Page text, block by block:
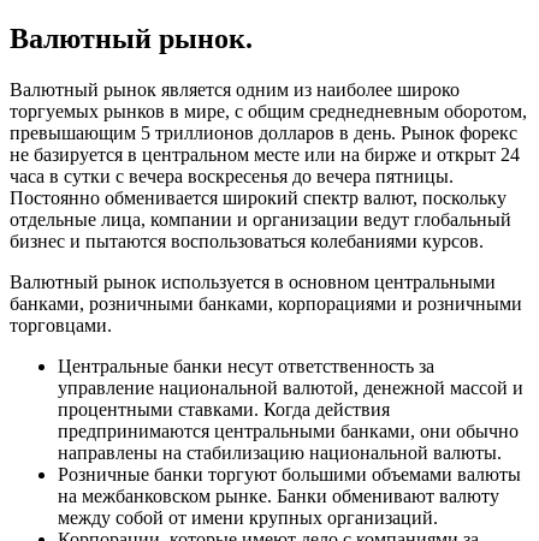
Валютный рынок.
Валютный рынок является одним из наиболее широко
торгуемых рынков в мире, с общим среднедневным оборотом,
превышающим 5 триллионов долларов в день. Рынок форекс
не базируется в центральном месте или на бирже и открыт 24
часа в сутки с вечера воскресенья до вечера пятницы.
Постоянно обменивается широкий спектр валют, поскольку
отдельные лица, компании и организации ведут глобальный
бизнес и пытаются воспользоваться колебаниями курсов.
Валютный рынок используется в основном центральными
банками, розничными банками, корпорациями и розничными
торговцами.
Центральные банки несут ответственность за
управление национальной валютой, денежной массой и
процентными ставками. Когда действия
предпринимаются центральными банками, они обычно
направлены на стабилизацию национальной валюты.
Розничные банки торгуют большими объемами валюты
на межбанковском рынке. Банки обменивают валюту
между собой от имени крупных организаций.